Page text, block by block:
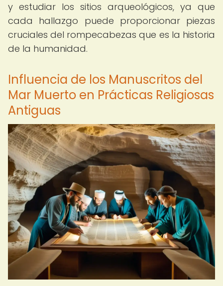
y estudiar los sitios arqueológicos, ya que
cada hallazgo puede proporcionar piezas
cruciales del rompecabezas que es la historia
de la humanidad.
Influencia de los Manuscritos del
Mar Muerto en Prácticas Religiosas
Antiguas